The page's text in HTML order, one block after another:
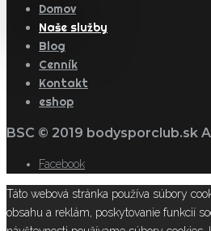
Domov
Naše služby
Blog
Cenník
Kontakt
eshop
BSC © 2019 bodysporclub.sk
Facebook
Táto webová stránka používa súbory
obsahu a reklám, poskytovanie funkcií